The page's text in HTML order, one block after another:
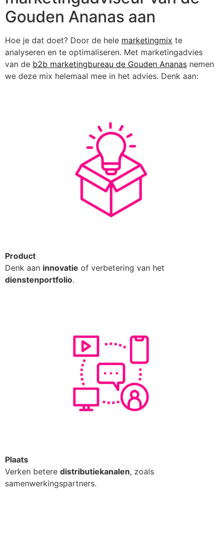
Gouden Ananas aan
Hoe je dat doet? Door de hele marketingmix te
analyseren en te optimaliseren. Met marketingadvies
van de b2b marketingbureau de Gouden Ananas nemen
we deze mix helemaal mee in het advies. Denk aan:
Product
Denk aan innovatie of verbetering van het
dienstenportfolio.
Plaats
Verken betere distributiekanalen, zoals
samenwerkingspartners.